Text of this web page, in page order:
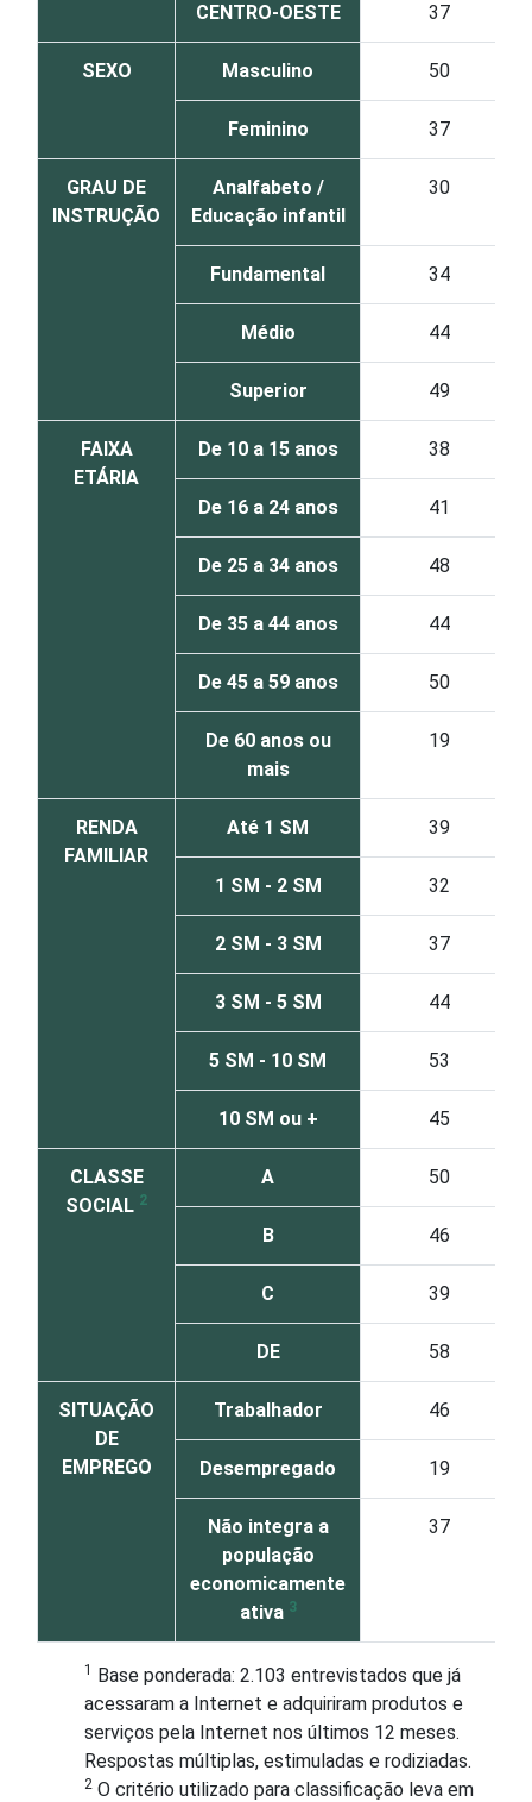
CENTRO-OESTE 37
SEXO Masculino 50
Feminino 37
GRAU DE
INSTRUÇÃO
Analfabeto /
Educação infantil
30
Fundamental 34
Médio 44
Superior 49
FAIXA
ETÁRIA
De 10 a 15 anos 38
De 16 a 24 anos 41
De 25 a 34 anos 48
De 35 a 44 anos 44
De 45 a 59 anos 50
De 60 anos ou
mais
19
RENDA
FAMILIAR
Até 1 SM 39
1 SM - 2 SM 32
2 SM - 3 SM 37
3 SM - 5 SM 44
5 SM - 10 SM 53
10 SM ou + 45
CLASSE
SOCIAL 2
A 50
B 46
C 39
DE 58
SITUAÇÃO
DE
EMPREGO
Trabalhador 46
Desempregado 19
Não integra a
população
economicamente
ativa 3
37
1 Base ponderada: 2.103 entrevistados que já
acessaram a Internet e adquiriram produtos e
serviços pela Internet nos últimos 12 meses.
Respostas múltiplas, estimuladas e rodiziadas.
2 O critério utilizado para classificação leva em